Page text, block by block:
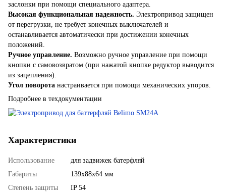
заслонки при помощи специального адаптера.
Высокая функциональная надежность. Электропривод защищен
от перегрузки, не требует конечных выключателей и
останавливается автоматически при достижении конечных
положений.
Ручное управление. Возможно ручное управление при помощи
кнопки с самовозвратом (при нажатой кнопке редуктор выводится
из зацепления).
Угол поворота настраивается при помощи механических упоров.
Подробнее в техдокументации
Характеристики
Использование
для задвижек батерфляй
Габариты
139х88х64 мм
Степень защиты
IP 54